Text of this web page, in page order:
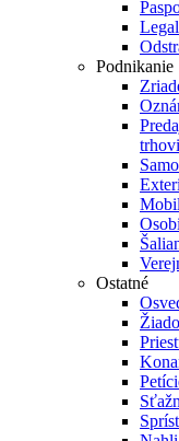
Podnikanie
Ostatné